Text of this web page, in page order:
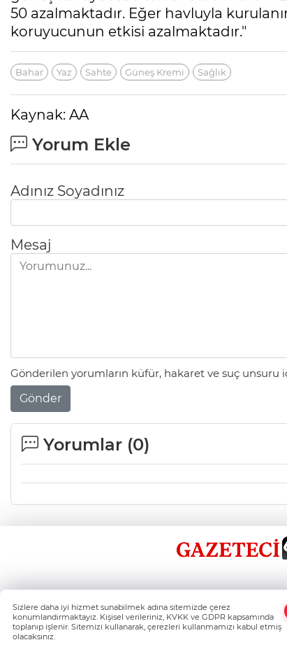
50 azalmaktadır. Eğer havluyla
koruyucunun etkisi azalmaktadır."
Bahar Yaz Sahte Güneş Kremi Sağlık
Kaynak: AA
Yorum Ekle
Adınız Soyadınız
Mesaj
Gönderilen yorumların küfür, hakaret ve suç unsuru
Gönder
Yorumlar (0)
Sizlere daha iyi hizmet sunabilmek adına sitemizde çerez
konumlandırmaktayız. Kişisel verileriniz, KVKK ve GDPR kapsamında
toplanıp işlenir. Sitemizi kullanarak, çerezleri kullanmamızı kabul etmiş
olacaksınız.
Whatsapp